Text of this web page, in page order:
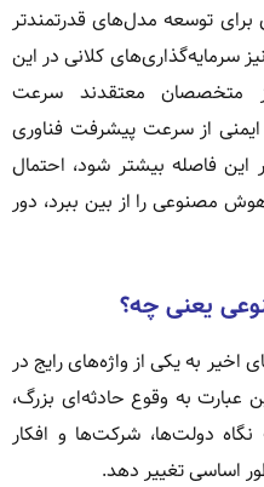
توسعه مدل‌های قدرتمندتر
سرمایه‌گذاری‌های کلانی در این
از متخصصان معتقدند سرعت
ایمنی از سرعت پیشرفت فناوری
این فاصله بیشتر شود، احتمال
مصنوعی را از بین ببرد، دور
یعنی چه؟
به یکی از واژه‌های رایج در
عبارت به وقوع حادثه‌ای بزرگ،
نگاه دولت‌ها، شرکت‌ها و افکار
اساسی تغییر دهد.